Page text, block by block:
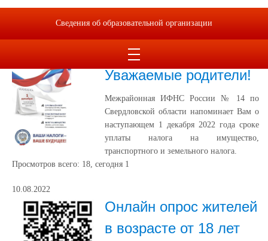
Уважаемые родители!
Межрайонная ИФНС России № 14 по
Свердловской области напоминает Вам о
наступающем 1 декабря 2022 года сроке
уплаты налога на имущество,
транспортного и земельного налога.
Просмотров всего: 18, сегодня 1
10.08.2022
Онлайн опрос жителей
в возрасте от 18 лет
Сведения об образовательной организации